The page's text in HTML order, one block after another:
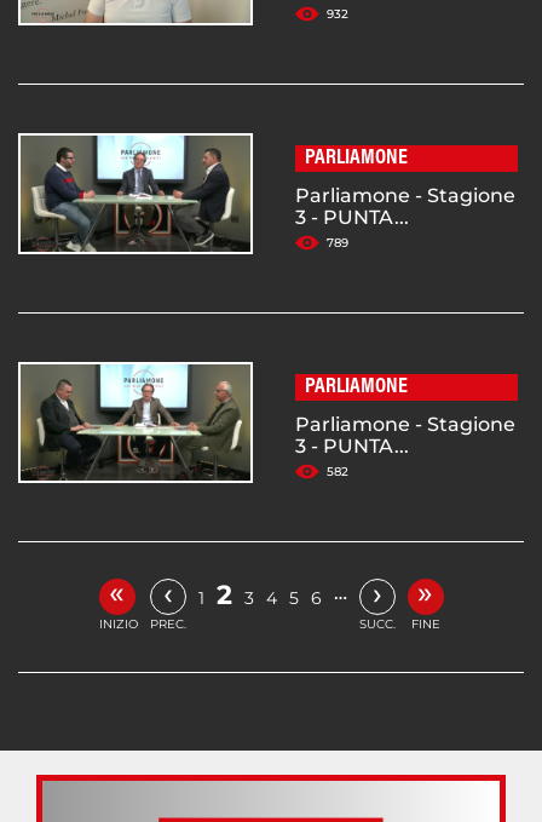
932
PARLIAMONE
Parliamone - Stagione
3 - PUNTA...
789
PARLIAMONE
Parliamone - Stagione
3 - PUNTA...
582
«
INIZIO
‹
PREC.
1 2 3 4 5 6 … ›
SUCC.
»
FINE